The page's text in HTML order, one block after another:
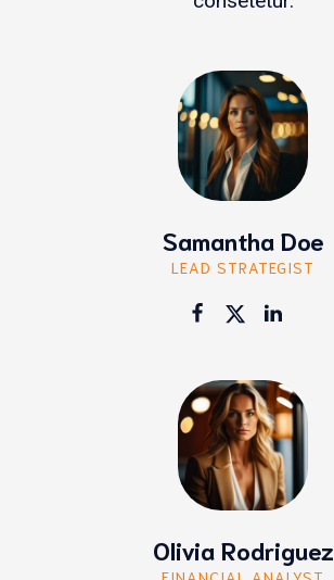
Samantha Doe
LEAD STRATEGIST
Olivia Rodriguez